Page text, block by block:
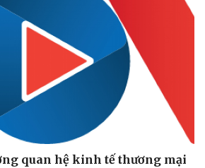
quan hệ kinh tế thương mại